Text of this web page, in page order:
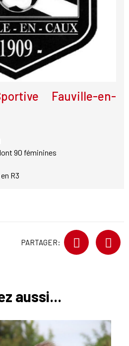
Fauville-en-
90 féminines
R3
PARTAGER:
aussi...